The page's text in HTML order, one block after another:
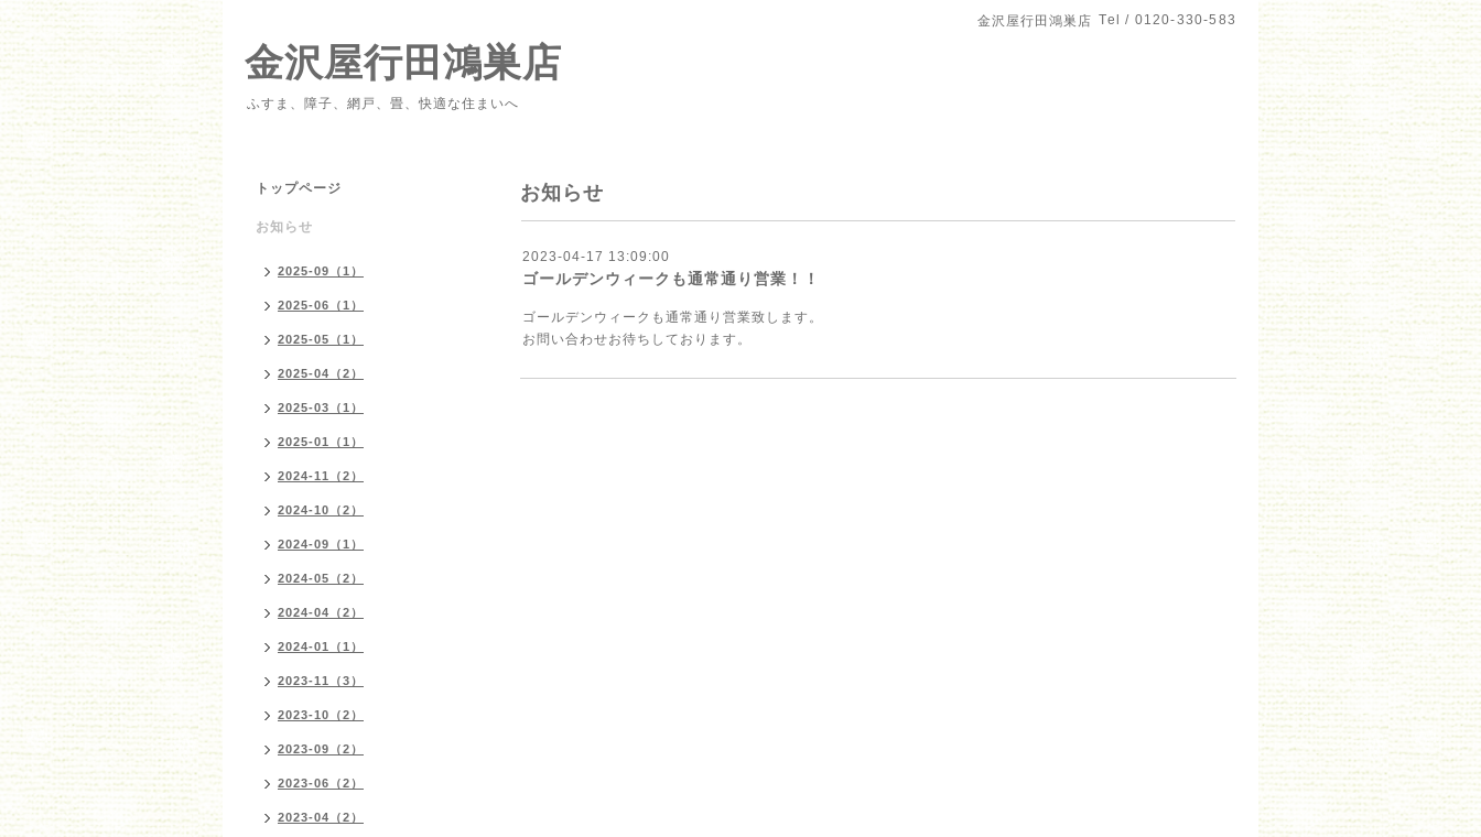
金沢屋行田鴻巣店 Tel / 0120-330-583
金沢屋行田鴻巣店
ふすま、障子、網戸、畳、快適な住まいへ
お知らせ
2023-04-17 13:09:00
ゴールデンウィークも通常通り営業！！
ゴールデンウィークも通常通り営業致します。
お問い合わせお待ちしております。
トップページ
お知らせ
2025-09（1）
2025-06（1）
2025-05（1）
2025-04（2）
2025-03（1）
2025-01（1）
2024-11（2）
2024-10（2）
2024-09（1）
2024-05（2）
2024-04（2）
2024-01（1）
2023-11（3）
2023-10（2）
2023-09（2）
2023-06（2）
2023-04（2）